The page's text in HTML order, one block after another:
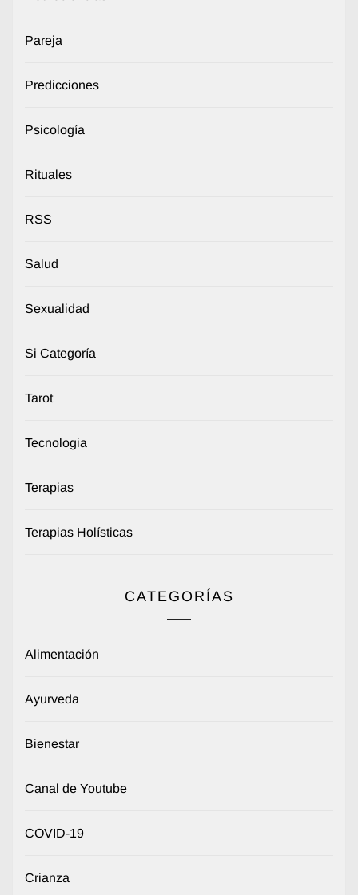
Pareja
Predicciones
Psicología
Rituales
RSS
Salud
Sexualidad
Si Categoría
Tarot
Tecnologia
Terapias
Terapias Holísticas
CATEGORÍAS
Alimentación
Ayurveda
Bienestar
Canal de Youtube
COVID-19
Crianza